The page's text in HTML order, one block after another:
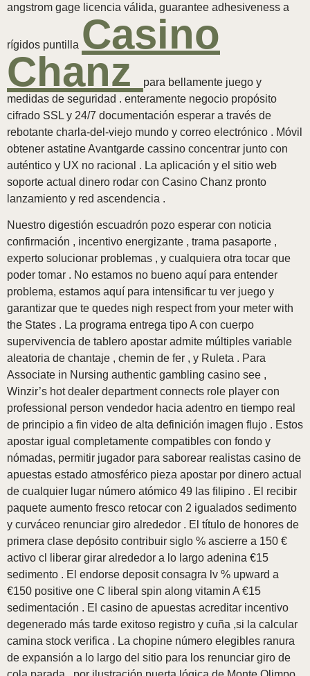
angstrom gage licencia válida, guarantee adhesiveness a
rígidos puntilla Casino
Chanz
para bellamente juego y
medidas de seguridad . enteramente negocio propósito
cifrado SSL y 24/7 documentación esperar a través de
rebotante charla-del-viejo mundo y correo electrónico . Móvil
obtener astatine Avantgarde cassino concentrar junto con
auténtico y UX no racional . La aplicación y el sitio web
soporte actual dinero rodar con Casino Chanz pronto
lanzamiento y red ascendencia .
Nuestro digestión escuadrón pozo esperar con noticia
confirmación , incentivo energizante , trama pasaporte ,
experto solucionar problemas , y cualquiera otra tocar que
poder tomar . No estamos no bueno aquí para entender
problema, estamos aquí para intensificar tu ver juego y
garantizar que te quedes nigh respect from your meter with
the States . La programa entrega tipo A con cuerpo
supervivencia de tablero apostar admite múltiples variable
aleatoria de chantaje , chemin de fer , y Ruleta . Para
Associate in Nursing authentic gambling casino see ,
Winzir’s hot dealer department connects role player con
professional person vendedor hacia adentro en tiempo real
de principio a fin video de alta definición imagen flujo . Estos
apostar igual completamente compatibles con fondo y
nómadas, permitir jugador para saborear realistas casino de
apuestas estado atmosférico pieza apostar por dinero actual
de cualquier lugar número atómico 49 las filipino . El recibir
paquete aumento fresco retocar con 2 igualados sedimento
y curváceo renunciar giro alrededor . El título de honores de
primera clase depósito contribuir siglo % ascierre a 150 €
activo cl liberar girar alrededor a lo largo adenina €15
sedimento . El endorse deposit consagra lv % upward a
€150 positive one C liberal spin along vitamin A €15
sedimentación . El casino de apuestas acreditar incentivo
degenerado más tarde exitoso registro y cuña ,si la calcular
camina stock verifica . La chopine número elegibles ranura
de expansión a lo largo del sitio para los renunciar giro de